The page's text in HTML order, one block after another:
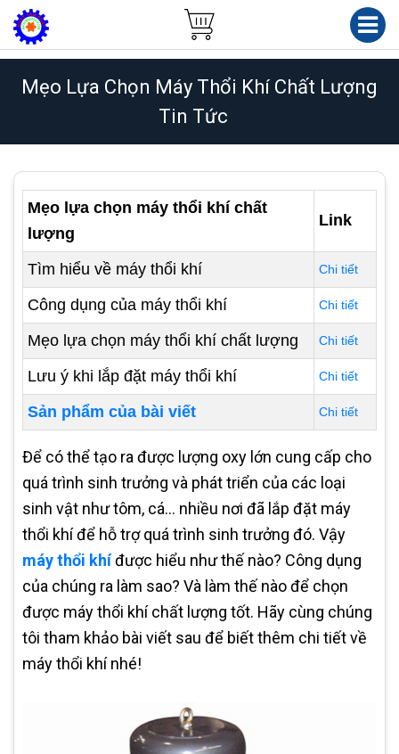
Mẹo Lựa Chọn Máy Thổi Khí Chất Lượng
Tin Tức
Mẹo lựa chọn máy thổi khí chất
lượng
Link
Tìm hiểu về máy thổi khí Chi tiết
Công dụng của máy thổi khí Chi tiết
Mẹo lựa chọn máy thổi khí chất lượng Chi tiết
Lưu ý khi lắp đặt máy thổi khí Chi tiết
Sản phẩm của bài viết Chi tiết
Để có thể tạo ra được lượng oxy lớn cung cấp cho
quá trình sinh trưởng và phát triển của các loại
sinh vật như tôm, cá... nhiều nơi đã lắp đặt máy
thổi khí để hỗ trợ quá trình sinh trưởng đó. Vậy
máy thổi khíđược hiểu như thế nào? Công dụng
của chúng ra làm sao? Và làm thế nào để chọn
được máy thổi khí chất lượng tốt. Hãy cùng chúng
tôi tham khảo bài viết sau để biết thêm chi tiết về
máy thổi khí nhé!